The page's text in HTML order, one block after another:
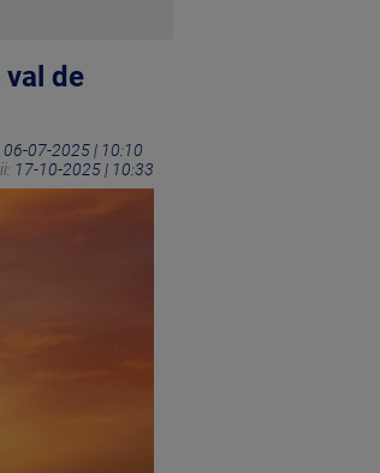
de
06-07-2025 | 10:10
17-10-2025 | 10:33